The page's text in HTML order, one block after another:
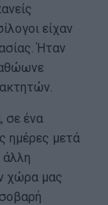
είχαν
Ήταν
αθώωνε
σε ένα
ημέρες μετά
άλλη
χώρα μας